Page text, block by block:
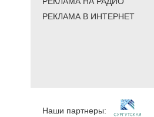
РЕКЛАМА В ИНТЕРНЕТ
Наши партнеры: